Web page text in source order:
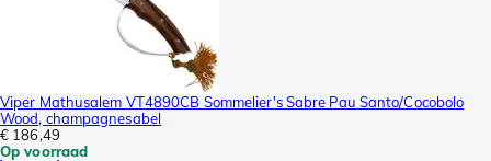
Viper Mathusalem VT4890CB Sommelier's Sabre Pau Santo/Cocobolo
Wood, champagnesabel
€ 186,49
Op voorraad